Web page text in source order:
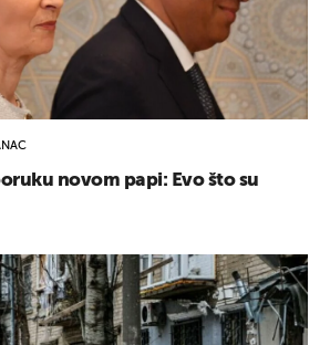
novom papi: Evo što su